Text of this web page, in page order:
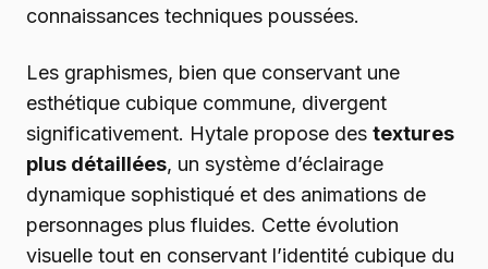
connaissances techniques poussées.
Les graphismes, bien que conservant une
esthétique cubique commune, divergent
significativement. Hytale propose des textures
plus détaillées, un système d’éclairage
dynamique sophistiqué et des animations de
personnages plus fluides. Cette évolution
visuelle tout en conservant l’identité cubique du